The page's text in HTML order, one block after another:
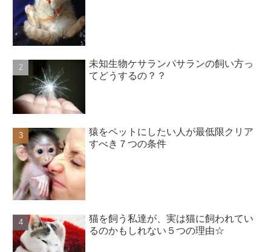
未知生物ケサランパサランの飼い方っ
てどうするの？？
猿をペットにしたい人が最低限クリア
すべき７つの条件
猫を飼う私達が、実は猫に飼われてい
るのかもしれない５つの理由☆